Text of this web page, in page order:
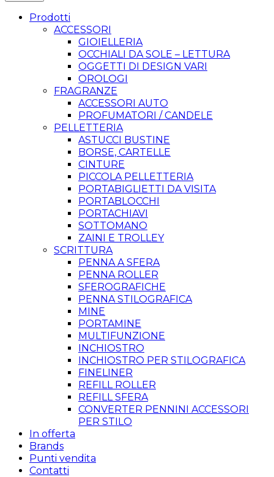
Prodotti
ACCESSORI
GIOIELLERIA
OCCHIALI DA SOLE – LETTURA
OGGETTI DI DESIGN VARI
OROLOGI
FRAGRANZE
ACCESSORI AUTO
PROFUMATORI / CANDELE
PELLETTERIA
ASTUCCI BUSTINE
BORSE, CARTELLE
CINTURE
PICCOLA PELLETTERIA
PORTABIGLIETTI DA VISITA
PORTABLOCCHI
PORTACHIAVI
SOTTOMANO
ZAINI E TROLLEY
SCRITTURA
PENNA A SFERA
PENNA ROLLER
SFEROGRAFICHE
PENNA STILOGRAFICA
MINE
PORTAMINE
MULTIFUNZIONE
INCHIOSTRO
INCHIOSTRO PER STILOGRAFICA
FINELINER
REFILL ROLLER
REFILL SFERA
CONVERTER PENNINI ACCESSORI
PER STILO
In offerta
Brands
Punti vendita
Contatti